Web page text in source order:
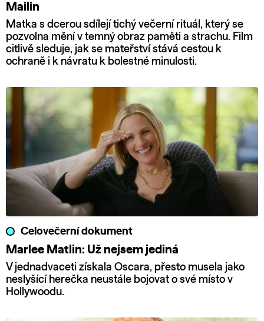
Mailin
Matka s dcerou sdílejí tichý večerní rituál, který se
pozvolna mění v temný obraz paměti a strachu. Film
citlivě sleduje, jak se mateřství stává cestou k
ochraně i k návratu k bolestné minulosti.
Celovečerní dokument
Marlee Matlin: Už nejsem jediná
V jednadvaceti získala Oscara, přesto musela jako
neslyšící herečka neustále bojovat o své místo v
Hollywoodu.